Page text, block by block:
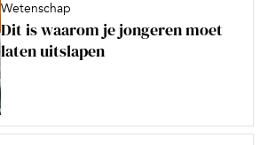
Wetenschap
Dit is waarom je jongeren moet
laten uitslapen